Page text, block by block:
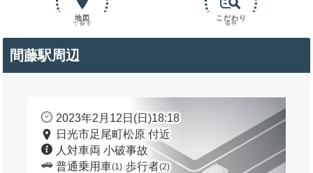
地図
で探す
こだわり
条件
間藤駅周辺
2023年2月12日(日)18:18
日光市足尾町松原 付近
人対車両 小破事故
普通乗用車(1) 歩行者(2)